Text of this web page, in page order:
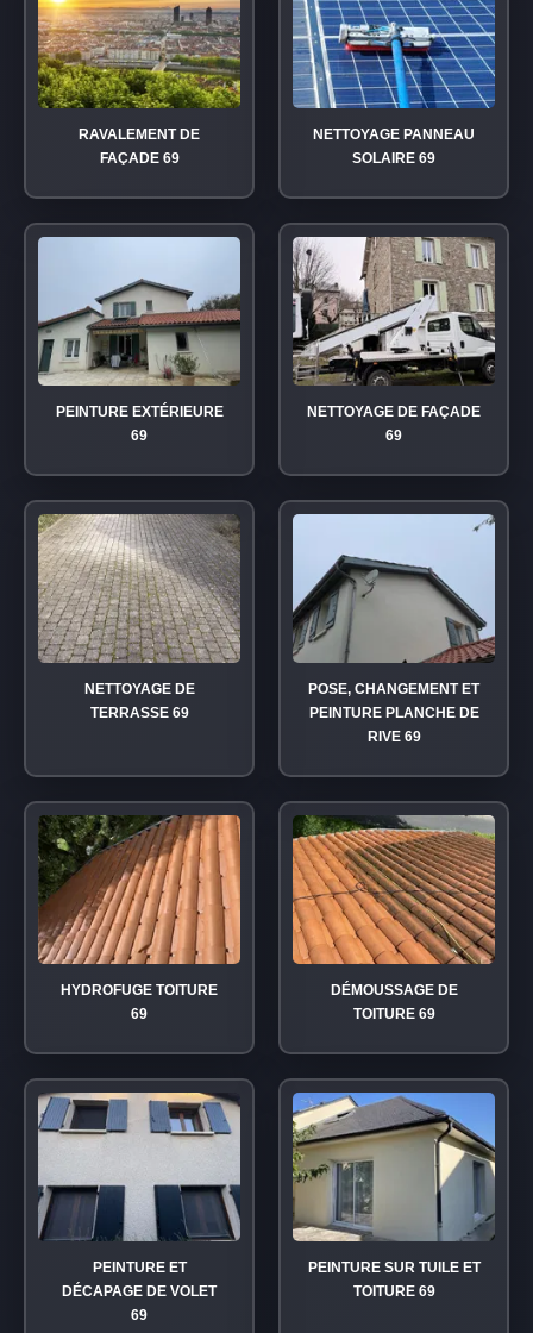
RAVALEMENT DE
FAÇADE 69
NETTOYAGE PANNEAU
SOLAIRE 69
PEINTURE EXTÉRIEURE
69
NETTOYAGE DE FAÇADE
69
NETTOYAGE DE
TERRASSE 69
POSE, CHANGEMENT ET
PEINTURE PLANCHE DE
RIVE 69
HYDROFUGE TOITURE
69
DÉMOUSSAGE DE
TOITURE 69
PEINTURE ET
DÉCAPAGE DE VOLET
69
PEINTURE SUR TUILE ET
TOITURE 69